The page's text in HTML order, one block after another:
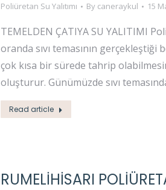
Poliüretan Su Yalıtımı By caneraykul 15
TEMELDEN ÇATIYA SU YALITIMI
oranda sıvı temasının
çok kısa bir sürede tahrip
oluşturur. Günümüzde sıvı
Read article
RUMELIHISARI